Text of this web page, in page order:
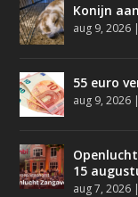
Konijn
aug 9, 2026
55 euro
aug 9, 2026
15
aug 7, 2026 |